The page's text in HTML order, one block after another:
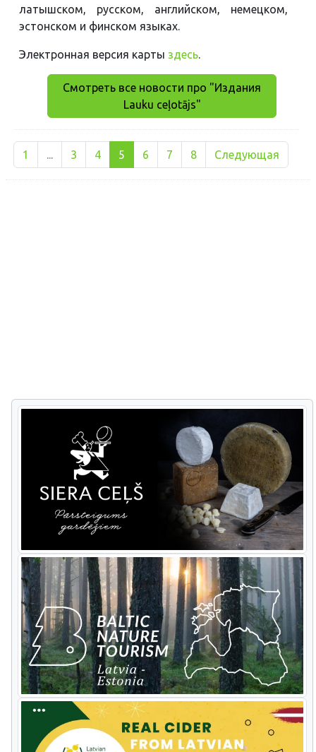
латышском, русском, английском, немецком,
эстонском и финском языках.
Электронная версия картыздесь.
Смотреть все новости про "Издания
Lauku ceļotājs"
1 ... 3 4 5 6 7 8 Следующая